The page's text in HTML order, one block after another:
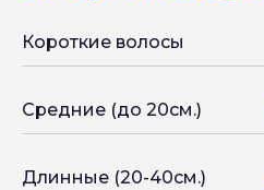
Короткие волосы
Средние (до 20см.)
Длинные (20-40см.)